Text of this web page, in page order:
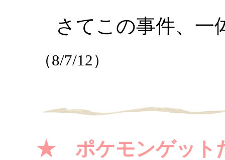
さてこの事件、一
（8/7/12）
★ ポケモンゲット